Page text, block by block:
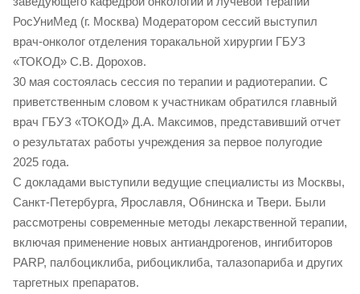
РосУниМед (г. Москва) Модератором сессий выступил
врач-онколог отделения торакальной хирургии ГБУЗ
«ТОКОД» С.В. Дорохов.
30 мая состоялась сессия по терапии и радиотерапии. С
приветственным словом к участникам обратился главный
врач ГБУЗ «ТОКОД» Д.А. Максимов, представивший отчет
о результатах работы учреждения за первое полугодие
2025 года.
С докладами выступили ведущие специалисты из Москвы,
Санкт-Петербурга, Ярославля, Обнинска и Твери. Были
рассмотрены современные методы лекарственной терапии,
включая применение новых антиандрогенов, ингибиторов
PARP, палбоциклиба, рибоциклиба, талазопариба и других
таргетных препаратов.